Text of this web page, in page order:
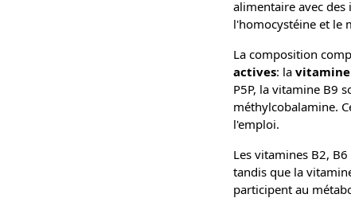
alimentaire avec
l'homocystéine et le
La composition
actives: la vitamine
P5P, la vitamine B9
méthylcobalamine.
l'emploi.
Les vitamines B2,
tandis que la
participent au